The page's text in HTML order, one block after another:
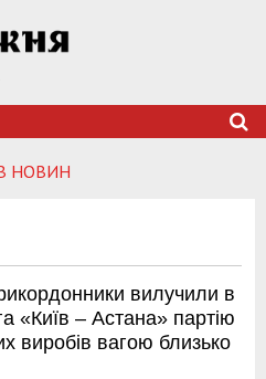
НОВИН
вилучили в
«Київ – Астана» партію
виробів вагою близько